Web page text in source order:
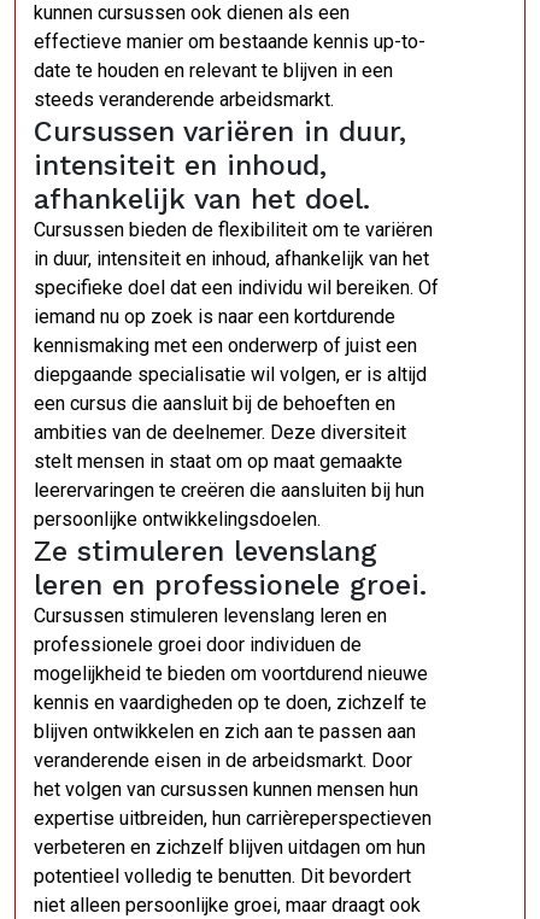
kunnen cursussen ook dienen als een
effectieve manier om bestaande kennis up-to-
date te houden en relevant te blijven in een
steeds veranderende arbeidsmarkt.
Cursussen variëren in duur,
intensiteit en inhoud,
afhankelijk van het doel.
Cursussen bieden de flexibiliteit om te variëren
in duur, intensiteit en inhoud, afhankelijk van het
specifieke doel dat een individu wil bereiken. Of
iemand nu op zoek is naar een kortdurende
kennismaking met een onderwerp of juist een
diepgaande specialisatie wil volgen, er is altijd
een cursus die aansluit bij de behoeften en
ambities van de deelnemer. Deze diversiteit
stelt mensen in staat om op maat gemaakte
leerervaringen te creëren die aansluiten bij hun
persoonlijke ontwikkelingsdoelen.
Ze stimuleren levenslang
leren en professionele groei.
Cursussen stimuleren levenslang leren en
professionele groei door individuen de
mogelijkheid te bieden om voortdurend nieuwe
kennis en vaardigheden op te doen, zichzelf te
blijven ontwikkelen en zich aan te passen aan
veranderende eisen in de arbeidsmarkt. Door
het volgen van cursussen kunnen mensen hun
expertise uitbreiden, hun carrièreperspectieven
verbeteren en zichzelf blijven uitdagen om hun
potentieel volledig te benutten. Dit bevordert
niet alleen persoonlijke groei, maar draagt ook